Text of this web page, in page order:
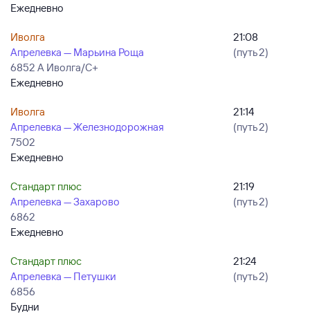
Ежедневно
Иволга
Апрелевка — Марьина Роща
6852 А Иволга/С+
Ежедневно
21:08
(путь 2)
Иволга
Апрелевка — Железнодорожная
7502
Ежедневно
21:14
(путь 2)
Стандарт плюс
Апрелевка — Захарово
6862
Ежедневно
21:19
(путь 2)
Стандарт плюс
Апрелевка — Петушки
6856
Будни
21:24
(путь 2)